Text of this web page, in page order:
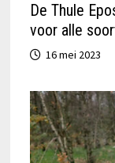
De Thule
voor alle
16 mei 2023